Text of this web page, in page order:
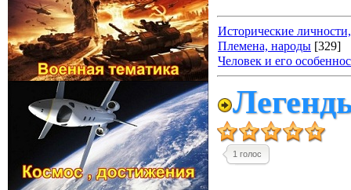
Исторические
Племена, народы [329]
Человек и его
1 голос